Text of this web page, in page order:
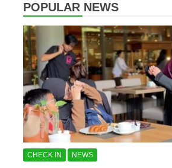
POPULAR NEWS
CHECK IN NEWS